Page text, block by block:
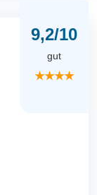
9,2/10
gut
★★★★